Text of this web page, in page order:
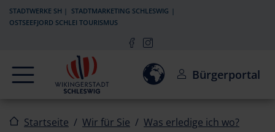
Zur Navigation springen
Zum Inhalt springen
STADTWERKE SH
STADTMARKETING SCHLESWIG
OSTSEEFJORD SCHLEI TOURISMUS
Navigation Einwilligung zur Aktivierung
Bürgerportal
Startseite Wir für Sie
Was erledige ich wo?